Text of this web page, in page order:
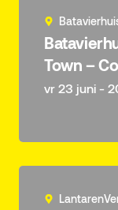
Town –
vr 23 juni -